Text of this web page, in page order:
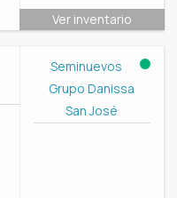
Ver inventario
Seminuevos
Grupo Danissa
San José